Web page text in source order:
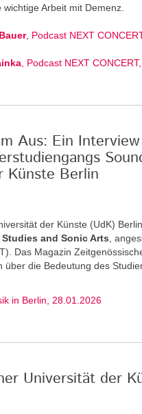
Arbeit mit Demenz.
, Podcast NEXT
, Podcast NEXT
Aus: Ein
Künste Berlin
der Künste (UdK)
and Sonic Arts ,
Das Magazin
über die Bedeutung des
in Berlin, 28.01.2026
Universität der